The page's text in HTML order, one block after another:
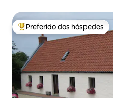
Entre os melhores
Preferido dos hóspedes